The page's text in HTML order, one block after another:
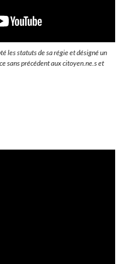
les statuts de sa régie et désigné un
sans précédent aux citoyen.ne.s et